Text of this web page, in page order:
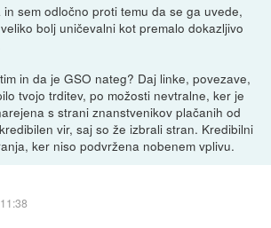
sem odločno proti temu da se ga uvede,
bolj uničevalni kot premalo dokazljivo
in da je GSO nateg? Daj linke, povezave,
tvojo trditev, po možosti nevtralne, ker je
s strani znanstvenikov plačanih od
vir, saj so že izbrali stran. Kredibilni
ker niso podvržena nobenem vplivu.